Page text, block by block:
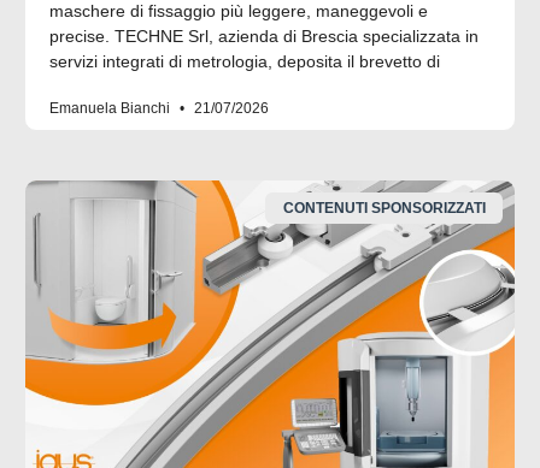
maschere di fissaggio più leggere, maneggevoli e
precise. TECHNE Srl, azienda di Brescia specializzata in
servizi integrati di metrologia, deposita il brevetto di
Emanuela Bianchi 21/07/2026
CONTENUTI SPONSORIZZATI